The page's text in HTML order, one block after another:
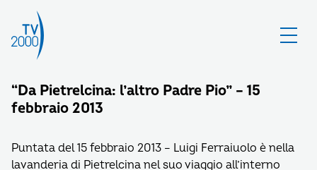
“Da Pietrelcina: l’altro Padre Pio” – 15
febbraio 2013
Puntata del 15 febbraio 2013 – Luigi Ferraiuolo è nella
lavanderia di Pietrelcina nel suo viaggio all’interno